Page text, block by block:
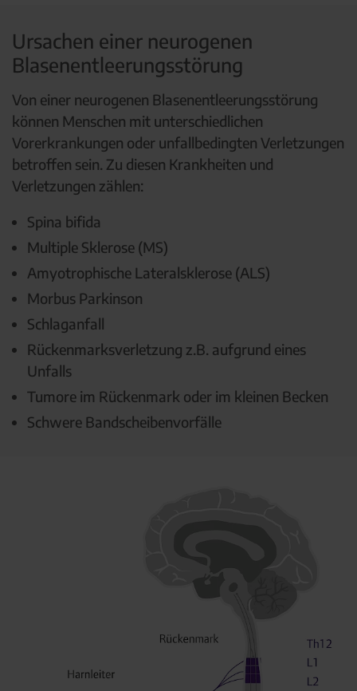
Ursachen einer neurogenen
Blasenentleerungsstörung
Von einer neurogenen Blasenentleerungsstörung
können Menschen mit unterschiedlichen
Vorerkrankungen oder unfallbedingten Verletzungen
betroffen sein. Zu diesen Krankheiten und
Verletzungen zählen:
Spina bifida
Multiple Sklerose (MS)
Amyotrophische Lateralsklerose (ALS)
Morbus Parkinson
Schlaganfall
Rückenmarksverletzung z.B. aufgrund eines
Unfalls
Tumore im Rückenmark oder im kleinen Becken
Schwere Bandscheibenvorfälle